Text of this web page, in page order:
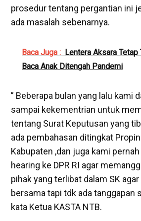
prosedur tentang pergantian ini
ada masalah sebenarnya.
Baca Juga : Lentera Aksara
Baca Anak Ditengah Pandemi
” Beberapa bulan yang lalu kami
sampai kekementrian untuk
tentang Surat Keputusan yang
ada pembahasan ditingkat
Kabupaten ,dan juga kami
hearing ke DPR RI agar
pihak yang terlibat dalam SK
bersama tapi tdk ada tanggapan
kata Ketua KASTA NTB.